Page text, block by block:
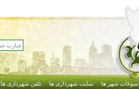
سوغات شهر ها سایت شهرداری ها تلفن شهرداری ها